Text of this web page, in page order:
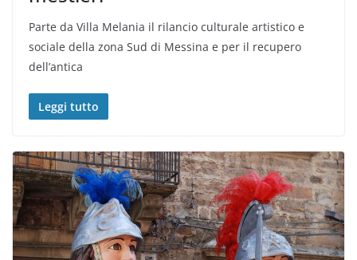
Parte da Villa Melania il rilancio culturale artistico e
sociale della zona Sud di Messina e per il recupero
dell’antica
Leggi tutto